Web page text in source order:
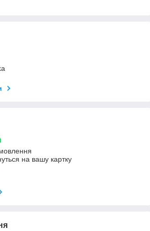
на вашу картку